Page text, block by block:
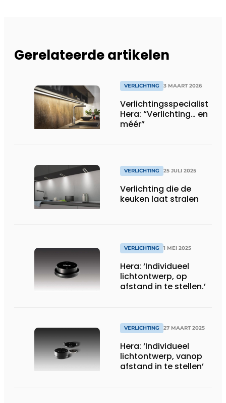
Gerelateerde artikelen
VERLICHTING 3 MAART 2026
Verlichtingsspecialist
Hera: “Verlichting… en
méér”
VERLICHTING 25 JULI 2025
Verlichting die de
keuken laat stralen
VERLICHTING 1 MEI 2025
Hera: ‘Individueel
lichtontwerp, op
afstand in te stellen.’
VERLICHTING 27 MAART 2025
Hera: ‘Individueel
lichtontwerp, vanop
afstand in te stellen’